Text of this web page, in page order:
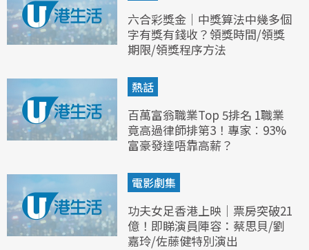
六合彩獎金｜中獎算法中幾多個
字有獎有錢收？領獎時間/領獎
期限/領獎程序方法
熱話
百萬富翁職業Top 5排名 1職業
竟高過律師排第3！專家︰93%
富豪發達唔靠高薪？
電影劇集
功夫女足香港上映｜票房突破21
億！即睇演員陣容：蔡思貝/劉
嘉玲/佐藤健特別演出